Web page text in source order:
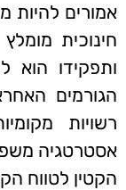
אמורים להיות
חינוכית
ותפקידו הוא
הגורמים
רשויות
אסטרטגיה
הקטין לטווח